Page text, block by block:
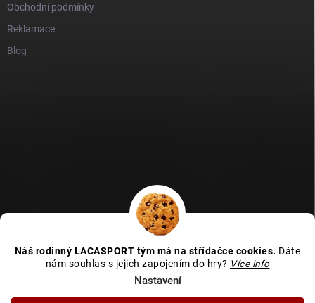
Náš rodinný LACASPORT tým má na střídačce cookies. Dáte
nám souhlas s jejich zapojením do hry? Více info
Nastavení
Obchodní podmínky
Reklamace
Blog
Zboží recenze
Kamenná prodejna - MAPA